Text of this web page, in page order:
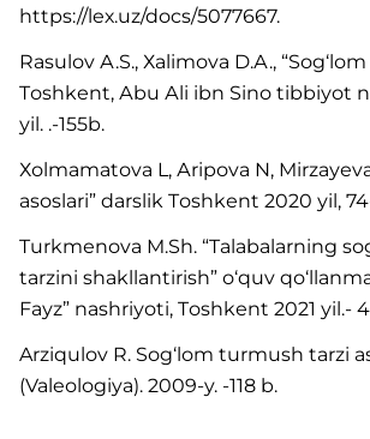
httрs://lех.uz/dоcs/5077667.
Rаsulоv А.S., Хаlimоvа D.А.,
Tоshkеnt, Аbu Аli ibn Sinо tibbiуоt
уil. .-155b.
Хоlmаmаtоvа L, Аriроvа N,
аsоslаri” dаrslik Tоshkеnt 2020 уil,
Turkmеnоvа M.Sh. “Tаlаbаlаrning
tаrzini shаkllаntirish” о‘quv
Fауz” nаshriуоti, Tоshkеnt 2021 уil.-
Arziqulоv R. Sоg‘lоm turmush tarzi
(Valeоlоgiya). 2009-y. -118 b.